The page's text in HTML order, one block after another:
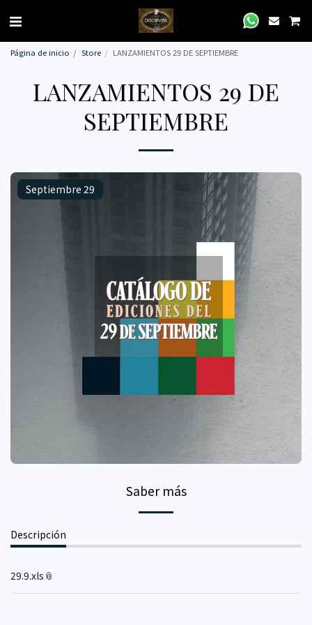
Página de inicio Store LANZAMIENTOS 29 DE SEPTIEMBRE
LANZAMIENTOS 29 DE
SEPTIEMBRE
Septiembre 29
Saber más
Descripción
29.9.xls